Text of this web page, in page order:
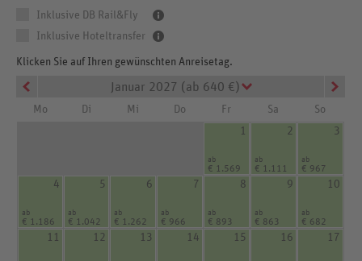
Inklusive DB Rail&Fly
Inklusive Hoteltransfer
Klicken Sie auf Ihren gewünschten Anreisetag.
Januar 2027 (ab 640 €)
Mo Di Mi Do Fr Sa
So
1
ab
€ 1.569
2
ab
€ 1.111
3
ab
€ 967
4
ab
€ 1.186
5
ab
€ 1.042
6
ab
€ 1.262
7
ab
€ 966
8
ab
€ 893
9
ab
€ 863
10
ab
€ 682
11 12 13 14 15 16 17